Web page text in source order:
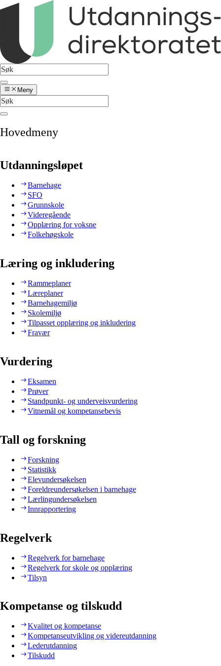
Meny
Hovedmeny
Utdanningsløpet
Barnehage
SFO
Grunnskole
Videregående
Opplæring for voksne
Folkehøgskole
Læring og inkludering
Rammeplaner
Læreplaner
Barnehagemiljø
Skolemiljø
Tilpasset opplæring og inkludering
Fravær
Vurdering
Eksamen
Prøver
Standpunkt- og underveisvurdering
Vitnemål og kompetansebevis
Tall og forskning
Forskning
Statistikk
Elevundersøkelsen
Foreldreundersøkelsen i barnehage
Lærlingundersøkelsen
Innrapportering
Regelverk
Regelverk for barnehage
Regelverk for skole og opplæring
Tilsyn
Kompetanse og tilskudd
Kvalitet og kompetanse
Kompetanseutvikling og videreutdanning
Lederutdanning
Tilskudd